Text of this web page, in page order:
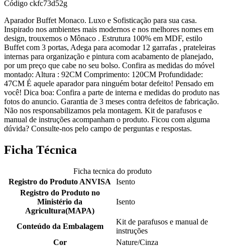
Código ckfc73d52g
Aparador Buffet Monaco. Luxo e Sofisticação para sua casa.
Inspirado nos ambientes mais modernos e nos melhores nomes em
design, trouxemos o Mônaco . Estrutura 100% em MDF, estilo
Buffet com 3 portas, Adega para acomodar 12 garrafas , prateleiras
internas para organização e pintura com acabamento de planejado,
por um preço que cabe no seu bolso. Confira as medidas do móvel
montado: Altura : 92CM Comprimento: 120CM Profundidade:
47CM É aquele aparador para ninguém botar defeito! Pensado em
você! Dica boa: Confira a parte de interna e medidas do produto nas
fotos do anuncio. Garantia de 3 meses contra defeitos de fabricação.
Não nos responsabilizamos pela montagem. Kit de parafusos e
manual de instruções acompanham o produto. Ficou com alguma
dúvida? Consulte-nos pelo campo de perguntas e respostas.
Ficha Técnica
Ficha tecnica do produto
Registro do Produto ANVISA
Isento
Registro do Produto no
Ministério da
Agricultura(MAPA)
Isento
Conteúdo da Embalagem
Kit de parafusos e manual de
instruções
Cor
ㅤNature/Cinza